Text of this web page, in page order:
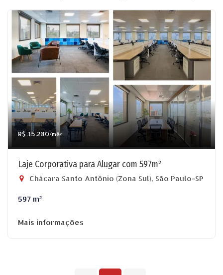
R$ 35.280/mês
Laje Corporativa para Alugar com 597m²
Chácara Santo Antônio (Zona Sul), São Paulo-SP
597 m²
Mais informações